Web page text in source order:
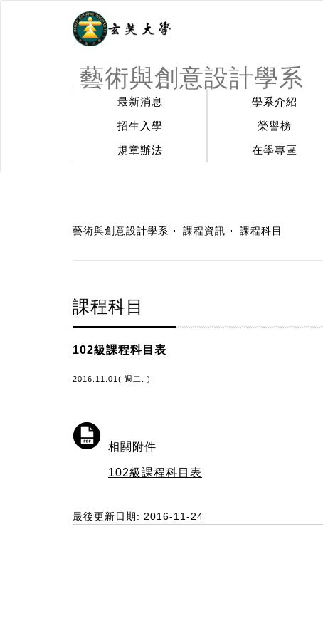
藝術與創意設計學系
最新消息 學系介紹
招生入學
榮譽榜
規章辦法
在學專區
藝術與創意設計學系 課程資訊 課程科目
課程科目
102級課程科目表
2016.11.01( 週二. )
相關附件
102級課程科目表
最後更新日期: 2016-11-24